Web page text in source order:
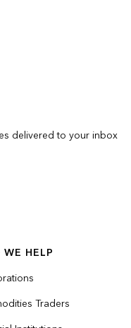
WE HELP
Traders
delivered to your inbox